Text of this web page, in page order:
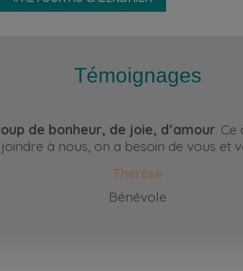
Témoignages
de bonheur, de joie, d’amour. Ce
joindre à nous, on a besoin de vous
Thérèse
Bénévole